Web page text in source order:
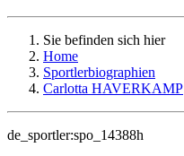
Sie befinden sich hier
Home
Sportlerbiographien
Carlotta HAVERKAMP
de_sportler:spo_14388h